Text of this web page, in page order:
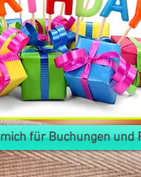
für Buchungen und